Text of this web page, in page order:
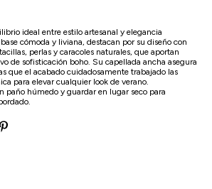
ideal entre estilo artesanal y elegancia
cómoda y liviana, destacan por su diseño con
perlas y caracoles naturales, que aportan
de sofisticación boho. Su capellada ancha asegura
que el acabado cuidadosamente trabajado las
para elevar cualquier look de verano.
paño húmedo y guardar en lugar seco para